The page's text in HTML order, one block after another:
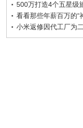
500万打造4个五星级
看看那些年薪百万的“
小米返修因代工厂为